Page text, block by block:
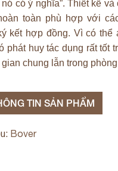
có ý nghĩa”. Thiết kế
toàn phù hợp với
kết hợp đồng. Vì có thể
phát huy tác dụng rất tốt
chung lẫn trong
TIN SẢN PHẨM
Bover